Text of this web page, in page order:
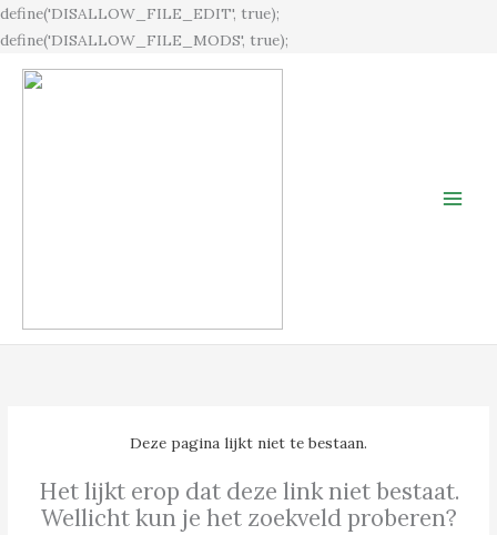
define('DISALLOW_FILE_EDIT', true);
define('DISALLOW_FILE_MODS', true);
Deze pagina lijkt niet te bestaan.
Het lijkt erop dat deze link niet bestaat.
Wellicht kun je het zoekveld proberen?